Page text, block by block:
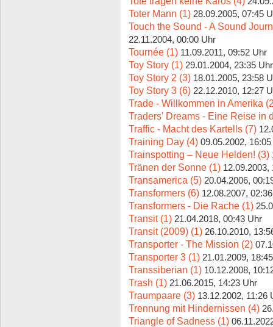
Toter Mann (1) 28.09.2005, 07:45
Touch the Sound - A Sound
22.11.2004, 00:00 Uhr
Tournée (1) 11.09.2011, 09:52 Uhr
Toy Story (1) 29.01.2004, 23:35 Uhr
Toy Story 2 (3) 18.01.2005, 23:58
Toy Story 3 (6) 22.12.2010, 12:27
Trade - Willkommen in Amerika
Traders' Dreams - Eine Reise in
Traffic - Macht des Kartells (7)
Training Day (4) 09.05.2002,
Trainspotting – Neue Helden! (3)
Tränen der Sonne (1) 12.09.2003,
Transamerica (5) 20.04.2006,
Transformers (6) 12.08.2007,
Transformers - Die Rache (1)
Transit (1) 21.04.2018, 00:43 Uhr
Transit (2009) (1) 26.10.2010,
Transporter - The Mission (2)
Transporter 3 (1) 21.01.2009,
Transsiberian (1) 10.12.2008,
Trash (1) 21.06.2015, 14:23 Uhr
Traumpaare (3) 13.12.2002, 11:26
Trennung mit Hindernissen (4)
Triangle of Sadness (1)